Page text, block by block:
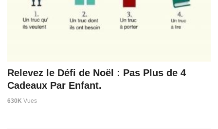
Relevez le Défi de Noël : Pas Plus de 4
Cadeaux Par Enfant.
630K Vues